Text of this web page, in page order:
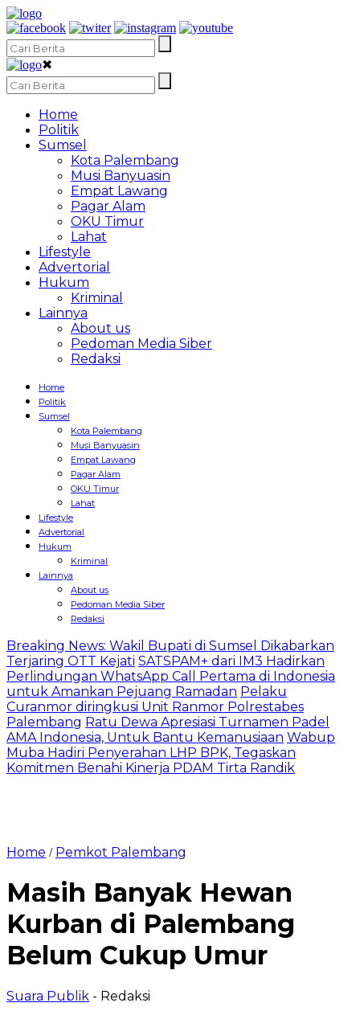
✖
Home
Politik
Sumsel
Kota Palembang
Musi Banyuasin
Empat Lawang
Pagar Alam
OKU Timur
Lahat
Lifestyle
Advertorial
Hukum
Kriminal
Lainnya
About us
Pedoman Media Siber
Redaksi
Home
Politik
Sumsel
Kota Palembang
Musi Banyuasin
Empat Lawang
Pagar Alam
OKU Timur
Lahat
Lifestyle
Advertorial
Hukum
Kriminal
Lainnya
About us
Pedoman Media Siber
Redaksi
Breaking News: Wakil Bupati di Sumsel Dikabarkan
Terjaring OTT Kejati SATSPAM+ dari IM3 Hadirkan
Perlindungan WhatsApp Call Pertama di Indonesia
untuk Amankan Pejuang Ramadan Pelaku
Curanmor diringkusi Unit Ranmor Polrestabes
Palembang Ratu Dewa Apresiasi Turnamen Padel
AMA Indonesia, Untuk Bantu Kemanusiaan Wabup
Muba Hadiri Penyerahan LHP BPK, Tegaskan
Komitmen Benahi Kinerja PDAM Tirta Randik
Home / Pemkot Palembang
Masih Banyak Hewan
Kurban di Palembang
Belum Cukup Umur
Suara Publik - Redaksi